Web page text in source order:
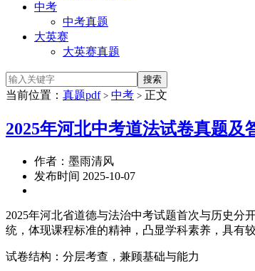
中考
中考真题
大英赛
大英赛真题
当前位置： 真题pdf > 中考 > 正文
2025年河北中考道法试卷真题及
作者：墨雨清风
发布时间 2025-10-07
2025年河北省道德与法治中考试题首次与历史分
统，体现课程标准的精神，凸显学科素养，具有
试卷结构：分层考查，兼顾基础与能力